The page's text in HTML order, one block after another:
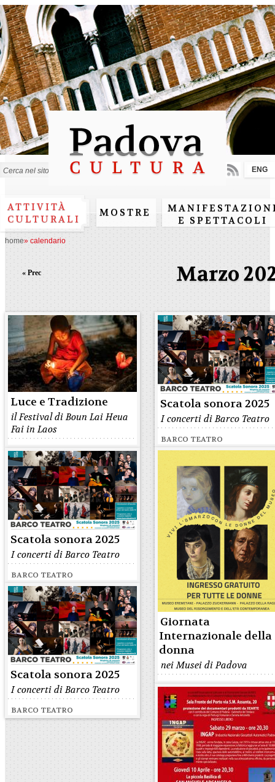
Salta al
contenuto
principale
ATTIVITÀ
CULTURALI
MOSTRE
E SPETTACOLI
ENG
home» calendario
Marzo
« Prec
Luce e Tradizione
il Festival di Boun Lai Heua
Fai in Laos
Scatola sonora 2025
I concerti di Barco Teatro
BARCO TEATRO
Giornata
Internazionale della
donna
nei Musei di Padova
Scatola sonora 2025
I concerti di Barco Teatro
BARCO TEATRO
Scatola sonora 2025
I concerti di Barco Teatro
BARCO TEATRO